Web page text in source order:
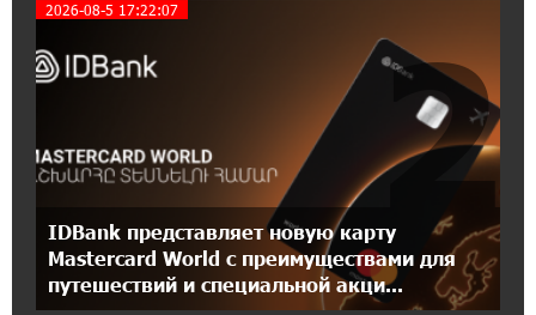
Юнибанк разыграет поездку в Италию среди
новых держателей карт Mastercard World
«Travel»
Москва–Баку: есть разногласия, но связи
сохраняются. А мы что делаем?
18:04:39 13-07-2026
День благодарности клиентам в Ванадзоре:
2026-08-5 17:22:07
IDBank представляет новую карту
Mastercard World с преимуществами для
путешествий и специальной акци...
2